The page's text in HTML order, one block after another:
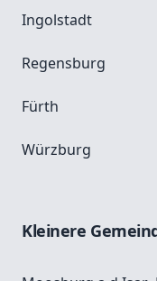
Ingolstadt
Regensburg
Fürth
Würzburg
Kleinere